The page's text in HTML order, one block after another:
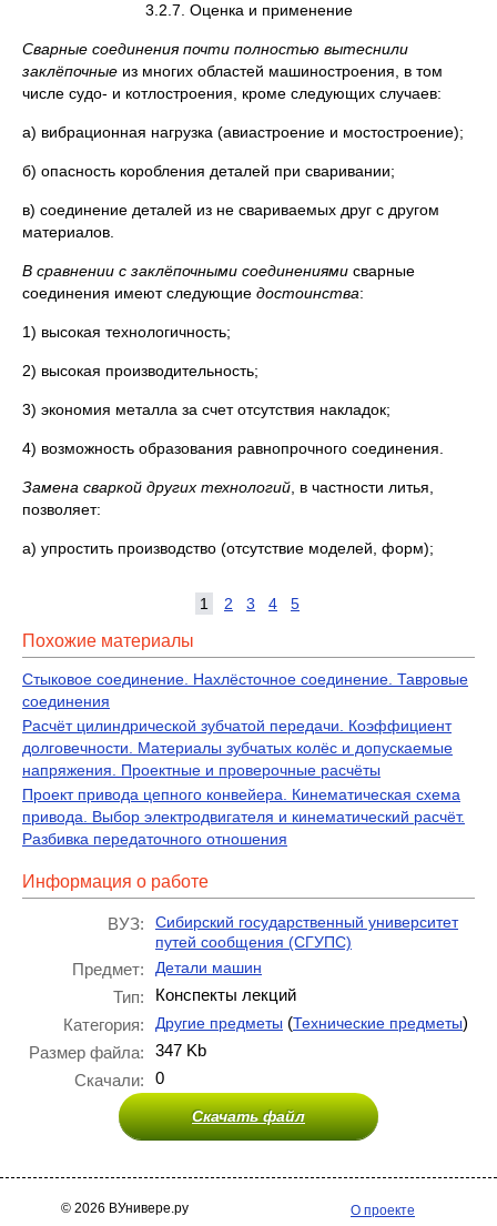
3.2.7. Оценка и применение
Сварные соединения почти полностью вытеснили
заклёпочные из многих областей машиностроения, в том
числе судо- и котлостроения, кроме следующих случаев:
а) вибрационная нагрузка (авиастроение и мостостроение);
б) опасность коробления деталей при сваривании;
в) соединение деталей из не свариваемых друг с другом
материалов.
В сравнении с заклёпочными соединениями сварные
соединения имеют следующие достоинства:
1) высокая технологичность;
2) высокая производительность;
3) экономия металла за счет отсутствия накладок;
4) возможность образования равнопрочного соединения.
Замена сваркой других технологий, в частности литья,
позволяет:
а) упростить производство (отсутствие моделей, форм);
1 2 3 4 5
Похожие материалы
Стыковое соединение. Нахлёсточное соединение. Тавровые
соединения
Расчёт цилиндрической зубчатой передачи. Коэффициент
долговечности. Материалы зубчатых колёс и допускаемые
напряжения. Проектные и проверочные расчёты
Проект привода цепного конвейера. Кинематическая схема
привода. Выбор электродвигателя и кинематический расчёт.
Разбивка передаточного отношения
Информация о работе
ВУЗ:
Сибирский государственный университет
путей сообщения (СГУПС)
Предмет: Детали машин
Тип:
Конспекты лекций
Категория:
Другие предметы (Технические предметы)
Размер файла:
347 Kb
Скачали:
0
Скачать файл
© 2026 ВУнивере.ру
О проекте